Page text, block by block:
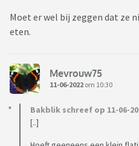
Moet er wel bij zeggen dat ze
eten.
Mevrouw75
11-06-2022 om 10:30
Bakblik schreef op 11-06-
[..]